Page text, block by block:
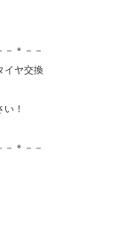
－＊－－
イヤ交換
！
＊－－